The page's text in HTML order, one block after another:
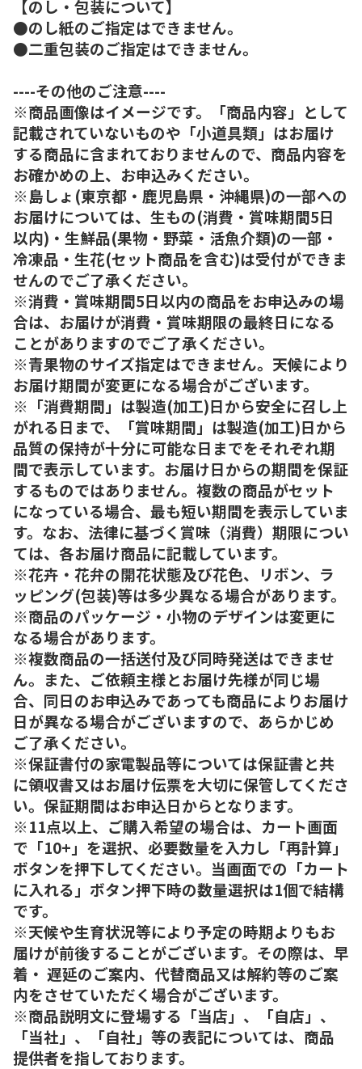
【のし・包装について】
●のし紙のご指定はできません。
●二重包装のご指定はできません。
----その他のご注意----
※商品画像はイメージです。「商品内容」として
記載されていないものや「小道具類」はお届け
する商品に含まれておりませんので、商品内容を
お確かめの上、お申込みください。
※島しょ(東京都・鹿児島県・沖縄県)の一部への
お届けについては、生もの(消費・賞味期間5日
以内)・生鮮品(果物・野菜・活魚介類)の一部・
冷凍品・生花(セット商品を含む)は受付ができま
せんのでご了承ください。
※消費・賞味期間5日以内の商品をお申込みの場
合は、お届けが消費・賞味期限の最終日になる
ことがありますのでご了承ください。
※青果物のサイズ指定はできません。天候により
お届け期間が変更になる場合がございます。
※「消費期間」は製造(加工)日から安全に召し上
がれる日まで、「賞味期間」は製造(加工)日から
品質の保持が十分に可能な日までをそれぞれ期
間で表示しています。お届け日からの期間を保証
するものではありません。複数の商品がセット
になっている場合、最も短い期間を表示していま
す。なお、法律に基づく賞味（消費）期限につい
ては、各お届け商品に記載しています。
※花卉・花弁の開花状態及び花色、リボン、ラ
ッピング(包装)等は多少異なる場合があります。
※商品のパッケージ・小物のデザインは変更に
なる場合があります。
※複数商品の一括送付及び同時発送はできませ
ん。また、ご依頼主様とお届け先様が同じ場
合、同日のお申込みであっても商品によりお届け
日が異なる場合がございますので、あらかじめ
ご了承ください。
※保証書付の家電製品等については保証書と共
に領収書又はお届け伝票を大切に保管してくださ
い。保証期間はお申込日からとなります。
※11点以上、ご購入希望の場合は、カート画面
で「10+」を選択、必要数量を入力し「再計算」
ボタンを押下してください。当画面での「カート
に入れる」ボタン押下時の数量選択は1個で結構
です。
※天候や生育状況等により予定の時期よりもお
届けが前後することがございます。その際は、早
着・ 遅延のご案内、代替商品又は解約等のご案
内をさせていただく場合がございます。
※商品説明文に登場する「当店」、「自店」、
「当社」、「自社」等の表記については、商品
提供者を指しております。